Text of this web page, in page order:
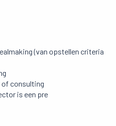
(van opstellen criteria
of consulting
is een pre